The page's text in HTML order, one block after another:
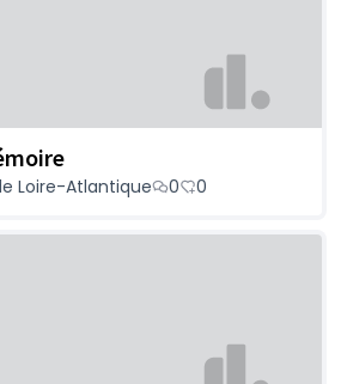
Loire-Atlantique 0 0